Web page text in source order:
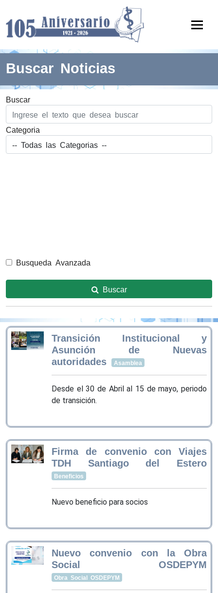
Buscar Noticias
Buscar
Categoria
Busqueda Avanzada
Buscar
Transición Institucional y
Asunción de Nuevas
autoridades
Asamblea
Desde el 30 de Abril al 15 de mayo, periodo
de transición.
Firma de convenio con Viajes
TDH Santiago del Estero
Beneficios
Nuevo beneficio para socios
Nuevo convenio con la Obra
Social OSDEPYM
Obra Social OSDEPYM